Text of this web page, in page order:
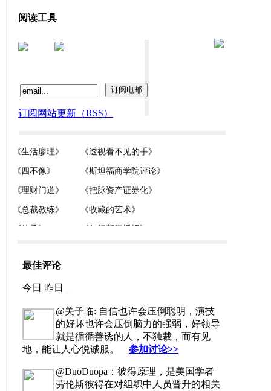
阅读工具
订阅网站更新（RSS）
最佳评论
今日 昨日
@关子临: 自信也许会压倒聪明，演技
的好坏也许会压倒脑力的强弱，好领导
就是循循善诱的人，不独裁，而有见
地，能让人心悦诚服。 参加讨论>>
@DuoDuopa：彼得原理，是美国学者
劳伦斯彼得在对组织中人员晋升的相关